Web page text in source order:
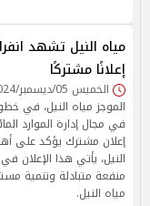
مياه النيل تشهد
إعلانًا مشتركًا
الخميس 05/ديسمبر/2024 - 01:10 ص
الموجز مياه النيل، في
في مجال إدارة الموارد
إعلان مشترك يؤكد على
النيل، يأتي هذا الإعلان
منفعة متبادلة وتنمية
مياه النيل.